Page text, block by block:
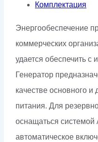
Комплектация
Энергообеспечение
коммерческих
удается обеспечить с
Генератор
качестве основного и
питания. Для
оснащаться системой
автоматическое